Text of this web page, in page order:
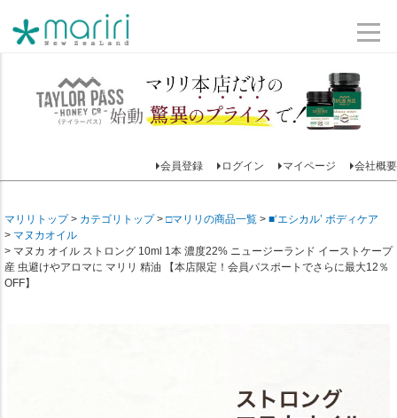
会員登録 ログイン マイページ 会社概要
マリリトップ カテゴリトップ □マリリの商品一覧
■‘エシカル’ ボディケア
マヌカオイル
マヌカ オイル ストロング 10ml 1本 濃度22% ニュージーランド イーストケープ
産 虫避けやアロマに マリリ 精油 【本店限定！会員パスポートでさらに最大12％
OFF】